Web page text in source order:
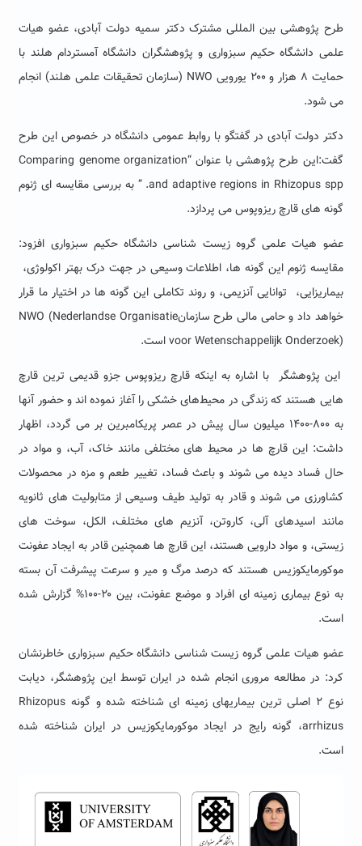
طرح پژوهشی بین المللی مشترک دکتر سمیه دولت آبادی، عضو هیات
علمی دانشگاه حکیم سبزواری و پژوهشگران دانشگاه آمستردام هلند با
حمایت ۸ هزار و ۲۰۰ یورویی NWO (سازمان تحقیقات علمی هلند) انجام
می شود.
دکتر دولت آبادی در گفتگو با روابط عمومی دانشگاه در خصوص این طرح
گفت:این طرح پژوهشی با عنوان “Comparing genome organization
and adaptive regions in Rhizopus spp. ” به بررسی مقایسه ای ژنوم
گونه های قارچ ریزوپوس می پردازد.
عضو هیات علمی گروه زیست شناسی دانشگاه حکیم سبزواری افزود:
مقایسه ژنوم این گونه ها، اطلاعات وسیعی در جهت درک بهتر اکولوژی،
بیماریزایی، توانایی آنزیمی، و روند تکاملی این گونه ها در اختیار ما قرار
خواهد داد و حامی مالی طرح سازمانNWO (Nederlandse Organisatie
voor Wetenschappelijk Onderzoek) است.
این پژوهشگر با اشاره به اینکه قارچ ریزوپوس جزو قدیمی ترین قارچ
هایی هستند که زندگی در محیط‌های خشکی را آغاز نموده اند و حضور آنها
به ۸۰۰-۱۴۰۰ میلیون سال پیش در عصر پریکامبرین بر می گردد، اظهار
داشت: این قارچ ها در محیط های مختلفی مانند خاک، آب، و مواد در
حال فساد دیده می شوند و باعث فساد، تغییر طعم و مزه در محصولات
کشاورزی می شوند و قادر به تولید طیف وسیعی از متابولیت های ثانویه
مانند اسیدهای آلی، کاروتن، آنزیم های مختلف، الکل، سوخت های
زیستی، و مواد دارویی هستند، این قارچ ها همچنین قادر به ایجاد عفونت
موکورمایکوزیس هستند که درصد مرگ و میر و سرعت پیشرفت آن بسته
به نوع بیماری زمینه ای افراد و موضع عفونت، بین ۲۰-۱۰۰% گزارش شده
است.
عضو هیات علمی گروه زیست شناسی دانشگاه حکیم سبزواری خاطرنشان
کرد: در مطالعه مروری انجام شده در ایران توسط این پژوهشگر، دیابت
نوع ۲ اصلی ترین بیماریهای زمینه ای شناخته شده و گونه Rhizopus
arrhizus، گونه رایج در ایجاد موکورمایکوزیس در ایران شناخته شده
است.